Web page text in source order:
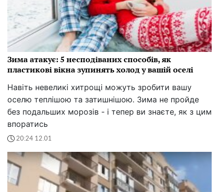
Зима атакує: 5 несподіваних способів, як
пластикові вікна зупинять холод у вашій оселі
Навіть невеликі хитрощі можуть зробити вашу
оселю теплішою та затишнішою. Зима не пройде
без подальших морозів - і тепер ви знаєте, як з цим
впоратись
20:24 12.01